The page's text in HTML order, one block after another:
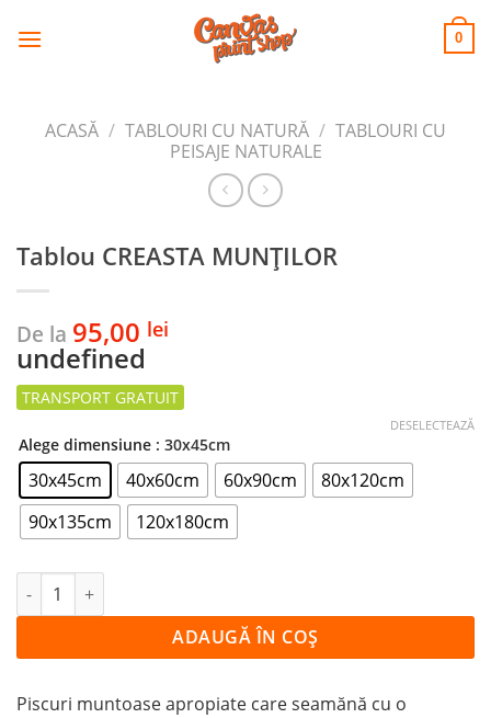
CANVAS
PRINT SHOP 0
ACASĂ / TABLOURI CU NATURĂ / TABLOURI CU
PEISAJE NATURALE
Tablou CREASTA MUNȚILOR
De la 95,00 lei
undefined
Alege dimensiune : 30x45cm
30x45cm 40x60cm 60x90cm
80x120cm
90x135cm
120x180cm
DESELECTEAZĂ
Cantitate Tablou CREASTA MUNȚILOR
ADAUGĂ ÎN COȘ
Piscuri muntoase apropiate care seamănă cu o